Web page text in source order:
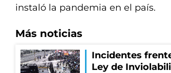
instaló la pandemia en el país.
Más noticias
Incidentes
Ley de